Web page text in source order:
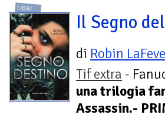
LIBRI
Il Segno
di Robin
Tif extra -
una trilogia
Assassin.-